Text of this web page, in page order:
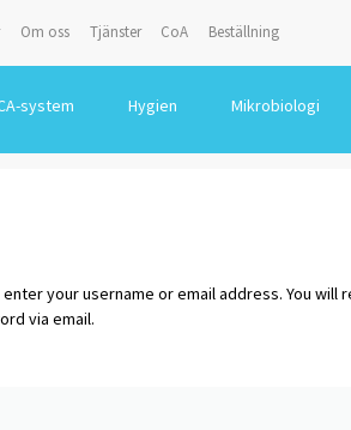
Om oss Tjänster CoA Beställning
system Hygien Mikrobiologi
your username or email address. You will
via email.